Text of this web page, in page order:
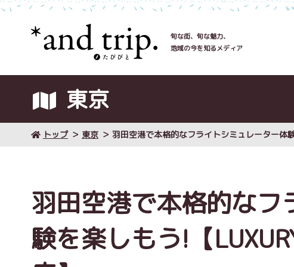
旬な街、旬な魅力、
地域の今を知るメディア
東京
トップ 東京 羽田空港で本格的なフライトシミュレーター体
羽田空港で本格的な
験を楽しもう!【